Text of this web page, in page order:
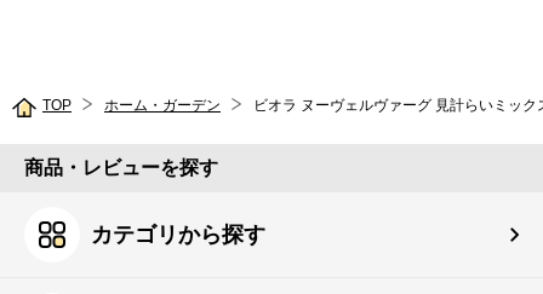
TOP ホーム・ガーデン
商品・レビューを探す
カテゴリから探す